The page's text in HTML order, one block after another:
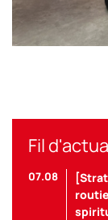
Crédit photo :
Fil
07.08